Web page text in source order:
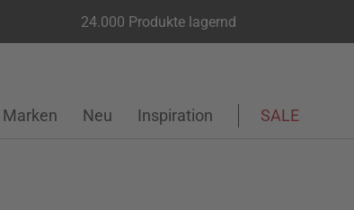
24.000 Produkte lagernd
Marken Neu Inspiration SALE